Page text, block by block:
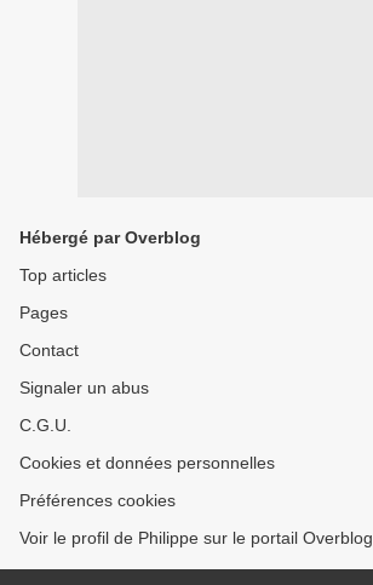
Hébergé par Overblog
Top articles
Pages
Contact
Signaler un abus
C.G.U.
Cookies et données personnelles
Préférences cookies
Voir le profil de Philippe sur le portail Overblog